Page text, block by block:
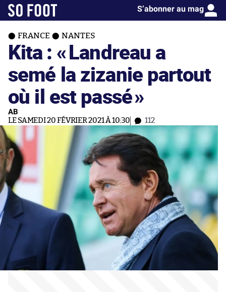
S’abonner au mag
FRANCE NANTES
Kita : «Landreau a
semé la zizanie partout
où il est passé»
AB
LE SAMEDI 20 FÉVRIER 2021 À 10:30 112